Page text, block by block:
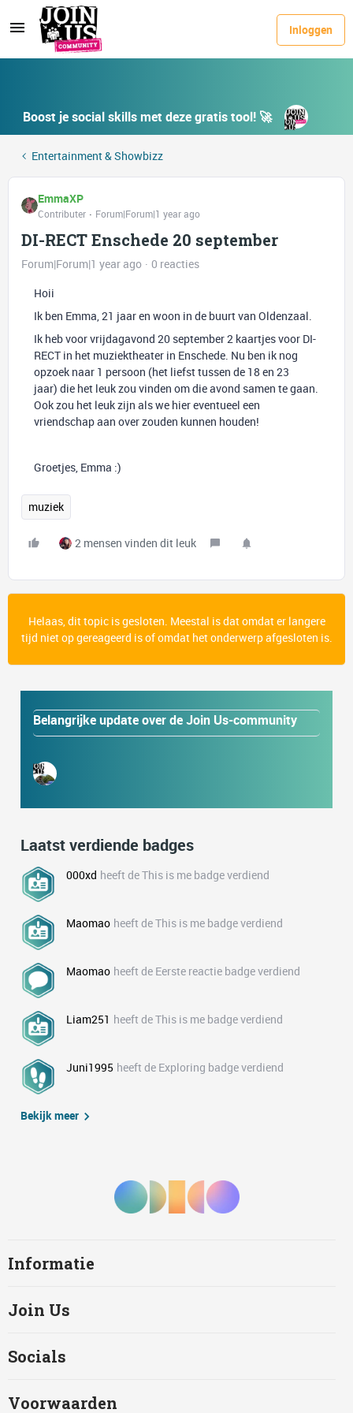
Inloggen
Boost je social skills met deze gratis tool! 🚀
Entertainment & Showbizz
EmmaXP
Contributer Forum|Forum|1 year ago
DI-RECT Enschede 20 september
Forum|Forum|1 year ago
0 reacties
Hoii
Ik ben Emma, 21 jaar en woon in de buurt van Oldenzaal.
Ik heb voor vrijdagavond 20 september 2 kaartjes voor DI-
RECT in het muziektheater in Enschede. Nu ben ik nog
opzoek naar 1 persoon (het liefst tussen de 18 en 23
jaar) die het leuk zou vinden om die avond samen te gaan.
Ook zou het leuk zijn als we hier eventueel een
vriendschap aan over zouden kunnen houden!
Groetjes, Emma :)
muziek
2 mensen vinden dit leuk
Helaas, dit topic is gesloten. Meestal is dat omdat er langere
tijd niet op gereageerd is of omdat het onderwerp afgesloten is.
Belangrijke update over de Join Us-community
Laatst verdiende badges
000xd heeft de This is me badge verdiend
Maomao heeft de This is me badge verdiend
Maomao heeft de Eerste reactie badge verdiend
Liam251 heeft de This is me badge verdiend
Juni1995 heeft de Exploring badge verdiend
Bekijk meer
Informatie
Join Us
Socials
Voorwaarden